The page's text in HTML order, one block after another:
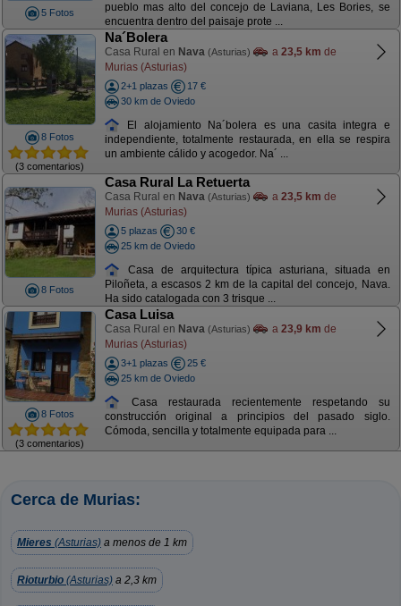
5 Fotos
pueblo mas alto del concejo de Laviana, Les Bories, se
encuentra dentro del paisaje prote ...
8 Fotos
(3 comentarios)
Na´Bolera
Casa Rural en Nava (Asturias) a 23,5 km de
Murias (Asturias)
2+1 plazas
17 €
30 km de Oviedo
El alojamiento Na´bolera es una casita integra e
independiente, totalmente restaurada, en ella se respira
un ambiente cálido y acogedor. Na´ ...
8 Fotos
Casa Rural La Retuerta
Casa Rural en Nava (Asturias) a 23,5 km de
Murias (Asturias)
5 plazas
30 €
25 km de Oviedo
Casa de arquitectura típica asturiana, situada en
Piloñeta, a escasos 2 km de la capital del concejo, Nava.
Ha sido catalogada con 3 trisque ...
8 Fotos
(3 comentarios)
Casa Luisa
Casa Rural en Nava (Asturias) a 23,9 km de
Murias (Asturias)
3+1 plazas
25 €
25 km de Oviedo
Casa restaurada recientemente respetando su
construcción original a principios del pasado siglo.
Cómoda, sencilla y totalmente equipada para ...
Cerca de Murias:
Mieres (Asturias) a menos de 1 km
Rioturbio (Asturias) a 2,3 km